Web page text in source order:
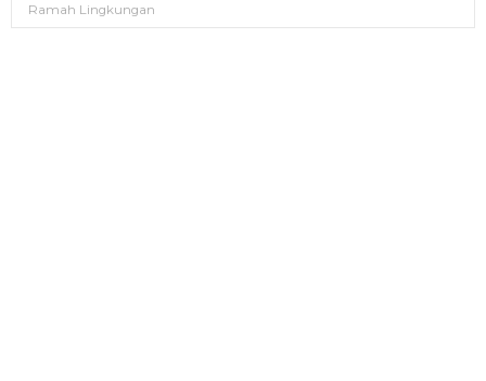
Ramah Lingkungan